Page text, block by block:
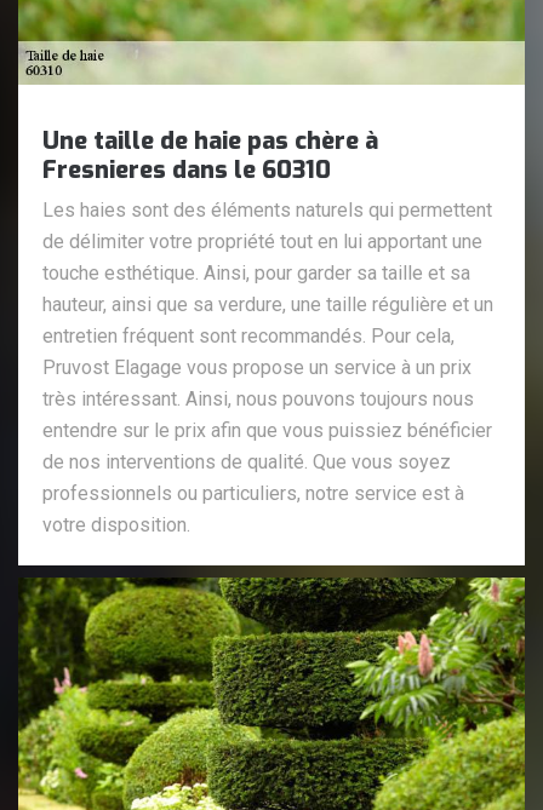
Une taille de haie pas chère à
Fresnieres dans le 60310
Les haies sont des éléments naturels qui permettent
de délimiter votre propriété tout en lui apportant une
touche esthétique. Ainsi, pour garder sa taille et sa
hauteur, ainsi que sa verdure, une taille régulière et un
entretien fréquent sont recommandés. Pour cela,
Pruvost Elagage vous propose un service à un prix
très intéressant. Ainsi, nous pouvons toujours nous
entendre sur le prix afin que vous puissiez bénéficier
de nos interventions de qualité. Que vous soyez
professionnels ou particuliers, notre service est à
votre disposition.